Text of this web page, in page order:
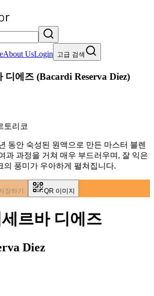
About UsLogin 고급 검색
디에즈 (Bacardi Reserva Diez)
토리코
동안 숙성된 원액으로 만든 마스터 블렌
과 과정을 거쳐 매우 부드러우며, 잘 익은
의 풍미가 우아하게 펼쳐집니다.
장하기 QR 이미지
르바 디에즈
Diez